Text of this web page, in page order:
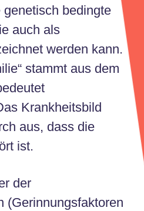
bedingte
auch als
werden kann.
stammt aus dem
Krankheitsbild
aus, dass die
ist.
der
(Gerinnungsfaktoren